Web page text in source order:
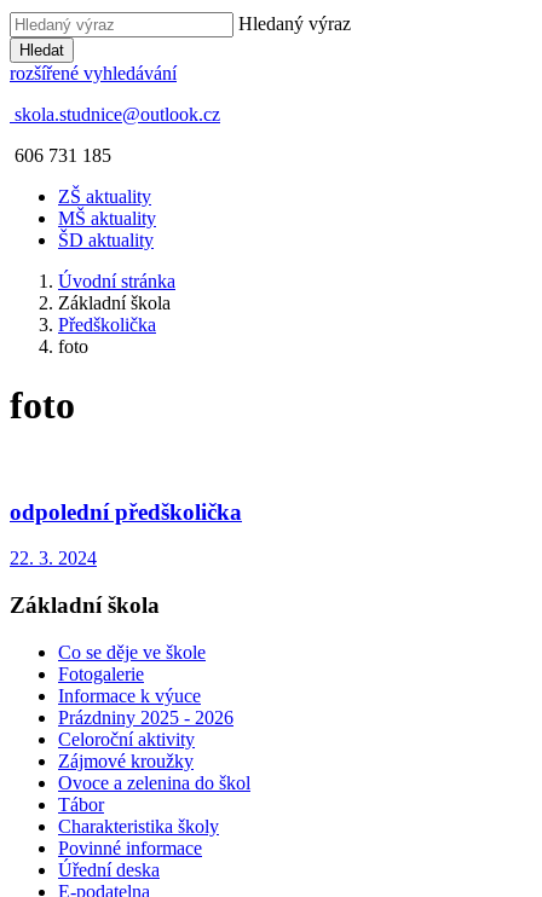
Hledaný výraz
Hledat
rozšířené vyhledávání
skola.studnice@outlook.cz
606 731 185
ZŠ aktuality
MŠ aktuality
ŠD aktuality
Úvodní stránka
Základní škola
Předškolička
foto
foto
odpolední předškolička
22. 3. 2024
Základní škola
Co se děje ve škole
Fotogalerie
Informace k výuce
Prázdniny 2025 - 2026
Celoroční aktivity
Zájmové kroužky
Ovoce a zelenina do škol
Tábor
Charakteristika školy
Povinné informace
Úřední deska
E-podatelna